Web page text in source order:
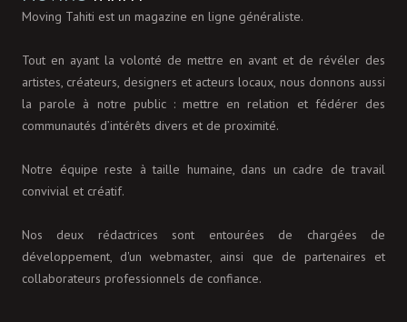
Moving Tahiti est un magazine en ligne généraliste.
Tout en ayant la volonté de mettre en avant et de révéler des
artistes, créateurs, designers et acteurs locaux, nous donnons aussi
la parole à notre public : mettre en relation et fédérer des
communautés d’intérêts divers et de proximité.
Notre équipe reste à taille humaine, dans un cadre de travail
convivial et créatif.
Nos deux rédactrices sont entourées de chargées de
développement, d'un webmaster, ainsi que de partenaires et
collaborateurs professionnels de confiance.